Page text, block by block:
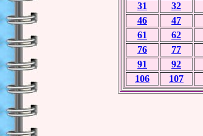
31
32
46
47
61
62
76
77
91
92
106
107